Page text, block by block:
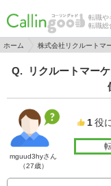
転職や
転職総
ホーム 株式会社リクルートマ
リクルートマー
mguud3hyさん
（27歳）
1 役